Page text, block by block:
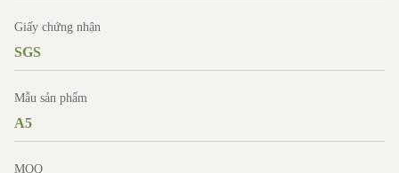
Giấy chứng nhận
SGS
Mẫu sản phẩm
A5
MOQ